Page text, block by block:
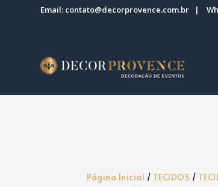
Email: contato@decorprovence.com.br |
Página Inicial / TECIDOS /